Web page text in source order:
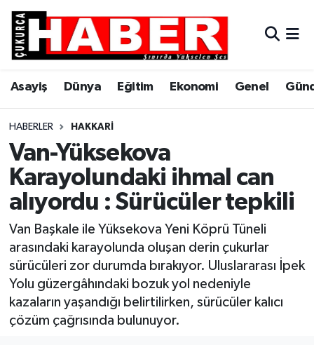
Asayiş Dünya Eğitim Ekonomi Genel
HABERLER HAKKARI
Van-Yüksekova
Karayolundaki ihmal can
alıyordu : Sürücüler tepkili
Van Başkale ile Yüksekova Yeni Köprü Tüneli
arasındaki karayolunda oluşan derin çukurlar
sürücüleri zor durumda bırakıyor. Uluslararası İpek
Yolu güzergâhındaki bozuk yol nedeniyle
kazaların yaşandığı belirtilirken, sürücüler kalıcı
çözüm çağrısında bulunuyor.
Asayiş
Dünya
Eğitim
Ekonomi
Genel
Gündem
Hakkari
Siyaset
Hava Durumu
Trafik Durumu
Süper Lig Puan Durumu ve Fikstür
Tüm Manşetler
Son Dakika Haberleri
Haber Arşivi